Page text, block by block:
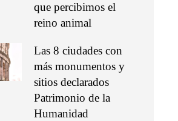
que percibimos el
reino animal
Las 8 ciudades con
más monumentos y
sitios declarados
Patrimonio de la
Humanidad